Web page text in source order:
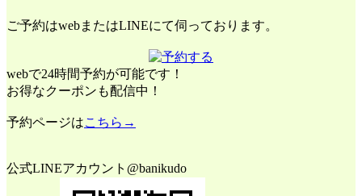
ご予約はwebまたはLINEにて伺っております。
webで24時間予約が可能です！
お得なクーポンも配信中！
予約ページはこちら→
公式LINEアカウント@banikudo